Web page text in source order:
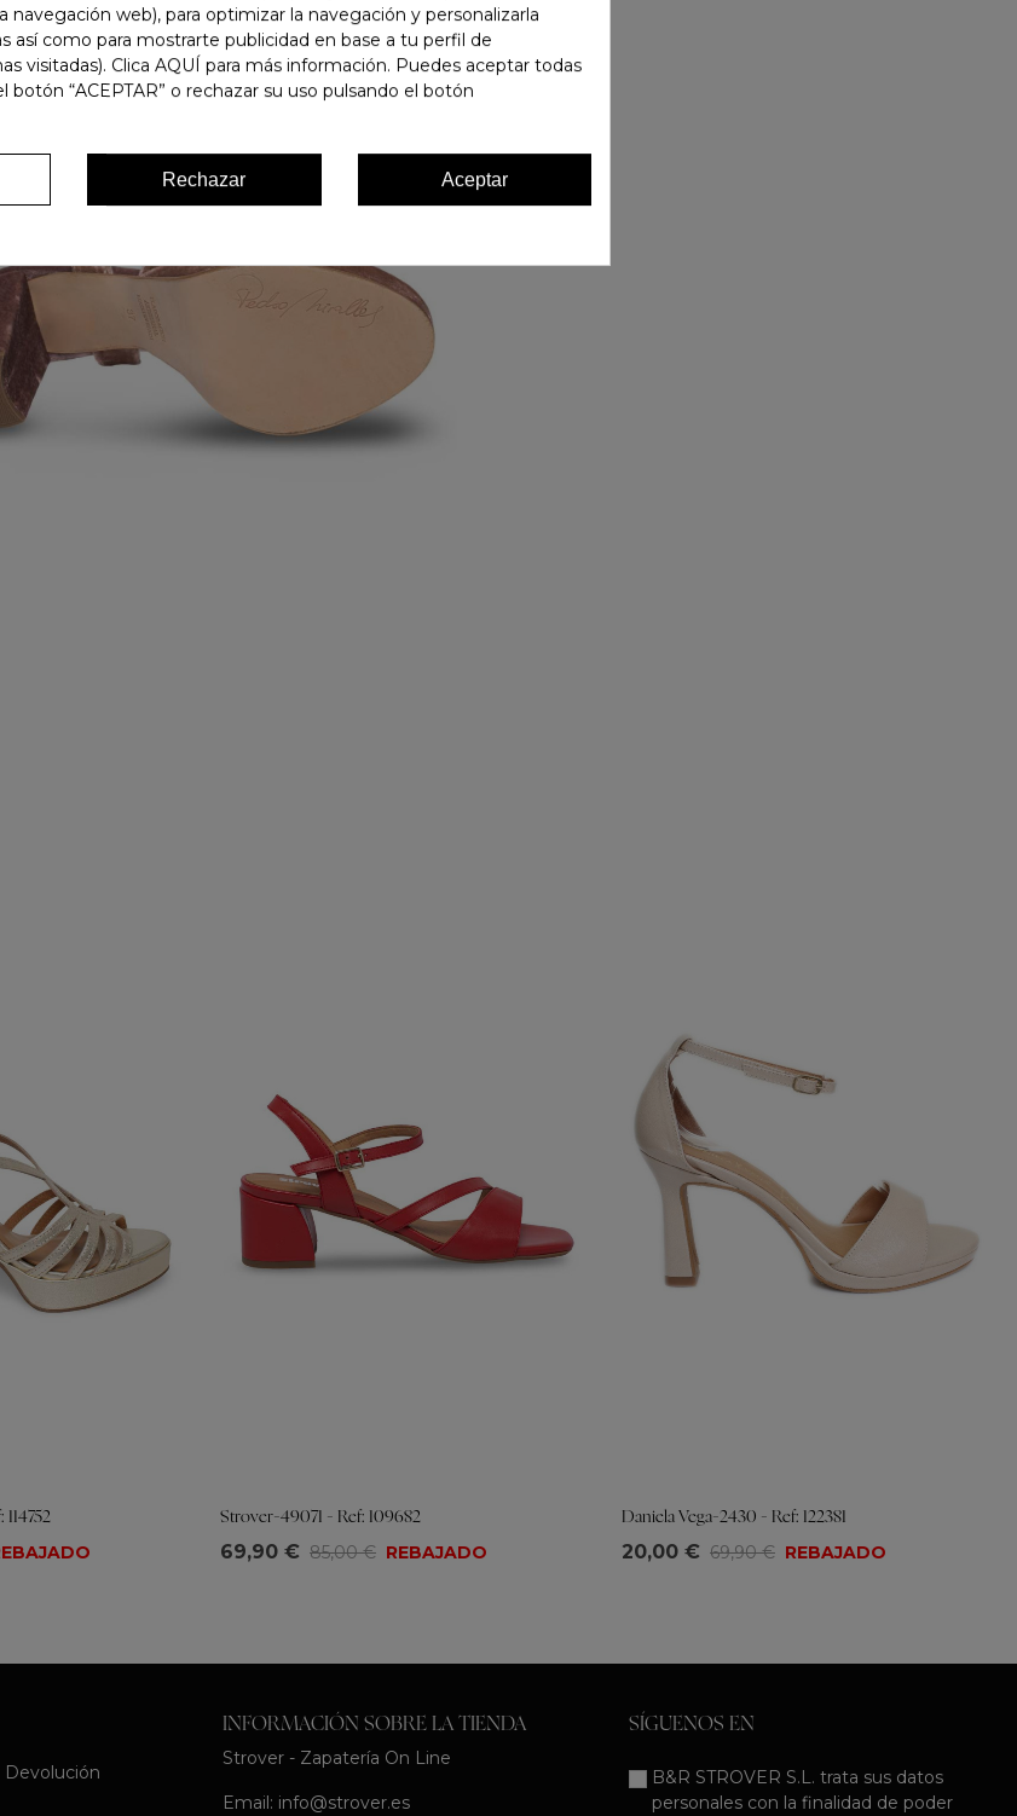
Tallas
Strover-49071 - Ref: 109682
69,90 € 85,00 € REBAJADO Tallas
Daniela Vega-2430 - Ref: 122381
20,00 € 69,90 € REBAJADO
Devolución
INFORMACIÓN SOBRE LA TIENDA
Strover - Zapatería On Line
Email: info@strover.es
SÍGUENOS EN
B&R STROVER S.L. trata sus datos
personales con la finalidad de poder
navegación web), para optimizar la navegación y personalizarla
así como para mostrarte publicidad en base a tu perfil de
visitadas). Clica AQUÍ para más información. Puedes aceptar todas
botón “ACEPTAR” o rechazar su uso pulsando el botón
Rechazar Aceptar